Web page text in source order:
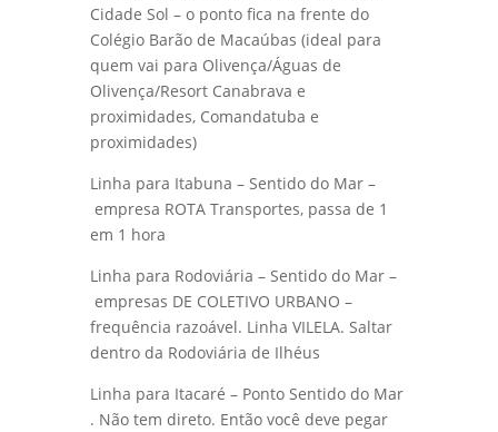
Cidade Sol – o ponto fica na frente do
Colégio Barão de Macaúbas (ideal para
quem vai para Olivença/Águas de
Olivença/Resort Canabrava e
proximidades, Comandatuba e
proximidades)
Linha para Itabuna – Sentido do Mar –
empresa ROTA Transportes, passa de 1
em 1 hora
Linha para Rodoviária – Sentido do Mar –
empresas DE COLETIVO URBANO –
frequência razoável. Linha VILELA. Saltar
dentro da Rodoviária de Ilhéus
Linha para Itacaré – Ponto Sentido do Mar
. Não tem direto. Então você deve pegar